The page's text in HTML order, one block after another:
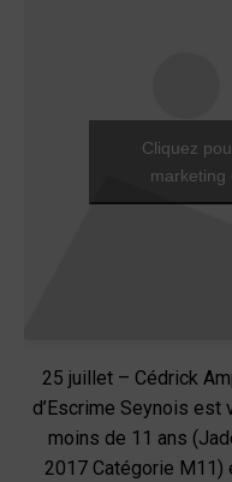
Cliquez
marketing
25 juillet – Cédrick
d’Escrime Seynois est
moins de 11 ans
2017 Catégorie M11)